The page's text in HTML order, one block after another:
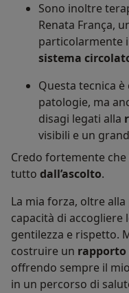
Sono inoltre
Renata França,
particolarmente
sistema
Questa tecnica
patologie, ma
disagi legati alla
visibili e un
Credo fortemente
tutto dall’ascolto.
La mia forza, oltre
capacità di accogliere
gentilezza e rispetto.
costruire un rapporto
offrendo sempre il
in un percorso di